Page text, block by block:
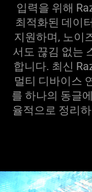
입력을 위해
최적화된 데이
지원하며, 노이
서도 끊김 없는
합니다. 최신
멀티 디바이스
를 하나의 동글
율적으로 정리